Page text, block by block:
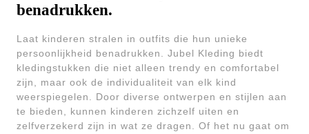
benadrukken.
Laat kinderen stralen in outfits die hun unieke
persoonlijkheid benadrukken. Jubel Kleding biedt
kledingstukken die niet alleen trendy en comfortabel
zijn, maar ook de individualiteit van elk kind
weerspiegelen. Door diverse ontwerpen en stijlen aan
te bieden, kunnen kinderen zichzelf uiten en
zelfverzekerd zijn in wat ze dragen. Of het nu gaat om